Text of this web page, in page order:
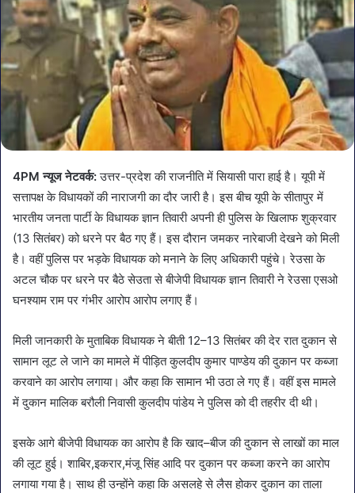
4PM न्यूज नेटवर्क:उत्तर-प्रदेश की राजनीति में सियासी पारा हाई है। यूपी में
सत्तापक्ष के विधायकों की नाराजगी का दौर जारी है। इस बीच यूपी के सीतापुर में
भारतीय जनता पार्टी के विधायक ज्ञान तिवारी अपनी ही पुलिस के खिलाफ शुक्रवार
(13 सितंबर) को धरने पर बैठ गए हैं। इस दौरान जमकर नारेबाजी देखने को मिली
है। वहीं पुलिस पर भड़के विधायक को मनाने के लिए अधिकारी पहुंचे। रेउसा के
अटल चौक पर धरने पर बैठे सेउता से बीजेपी विधायक ज्ञान तिवारी ने रेउसा एसओ
घनश्याम राम पर गंभीर आरोप आरोप लगाए हैं।
मिली जानकारी के मुताबिक विधायक ने बीती 12–13 सितंबर की देर रात दुकान से
सामान लूट ले जाने का मामले में पीड़ित कुलदीप कुमार पाण्डेय की दुकान पर कब्जा
करवाने का आरोप लगाया। और कहा कि सामान भी उठा ले गए हैं। वहीं इस मामले
में दुकान मालिक बरौली निवासी कुलदीप पांडेय ने पुलिस को दी तहरीर दी थी।
इसके आगे बीजेपी विधायक का आरोप है कि खाद–बीज की दुकान से लाखों का माल
की लूट हुई। शाबिर,इकरार,मंजू सिंह आदि पर दुकान पर कब्जा करने का आरोप
लगाया गया है। साथ ही उन्होंने कहा कि असलहे से लैस होकर दुकान का ताला